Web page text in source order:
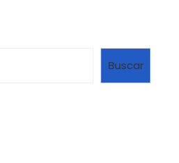
Buscar